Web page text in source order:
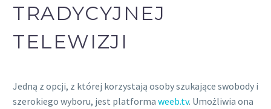
TRADYCYJNEJ
TELEWIZJI
Jedną z opcji, z której korzystają osoby szukające swobody i
szerokiego wyboru, jest platforma weeb.tv. Umożliwia ona